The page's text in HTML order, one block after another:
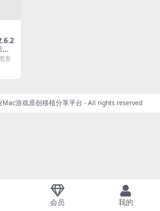
形
Mac游戏原创移植分享平台 - All rights reserved
会员 我的